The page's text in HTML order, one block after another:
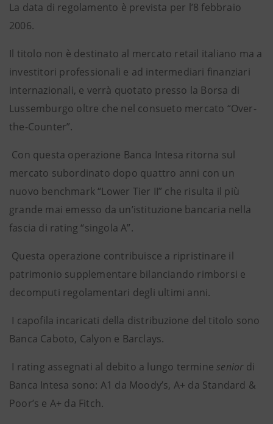
La data di regolamento è prevista per l’8 febbraio
2006.
Il titolo non è destinato al mercato retail italiano ma a
investitori professionali e ad intermediari finanziari
internazionali, e verrà quotato presso la Borsa di
Lussemburgo oltre che nel consueto mercato “Over-
the-Counter”.
Con questa operazione Banca Intesa ritorna sul
mercato subordinato dopo quattro anni con un
nuovo benchmark “Lower Tier II” che risulta il più
grande mai emesso da un’istituzione bancaria nella
fascia di rating “singola A”.
Questa operazione contribuisce a ripristinare il
patrimonio supplementare bilanciando rimborsi e
decomputi regolamentari degli ultimi anni.
I capofila incaricati della distribuzione del titolo sono
Banca Caboto, Calyon e Barclays.
I rating assegnati al debito a lungo termineseniordi
Banca Intesa sono: A1 da Moody’s, A+ da Standard &
Poor’s e A+ da Fitch.